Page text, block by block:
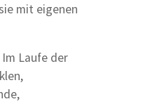
mit eigenen
Laufe der